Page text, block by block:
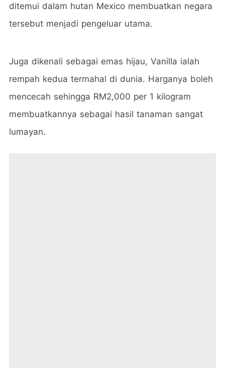
ditemui dalam hutan Mexico membuatkan negara
tersebut menjadi pengeluar utama.
Juga dikenali sebagai emas hijau, Vanilla ialah
rempah kedua termahal di dunia. Harganya boleh
mencecah sehingga RM2,000 per 1 kilogram
membuatkannya sebagai hasil tanaman sangat
lumayan.